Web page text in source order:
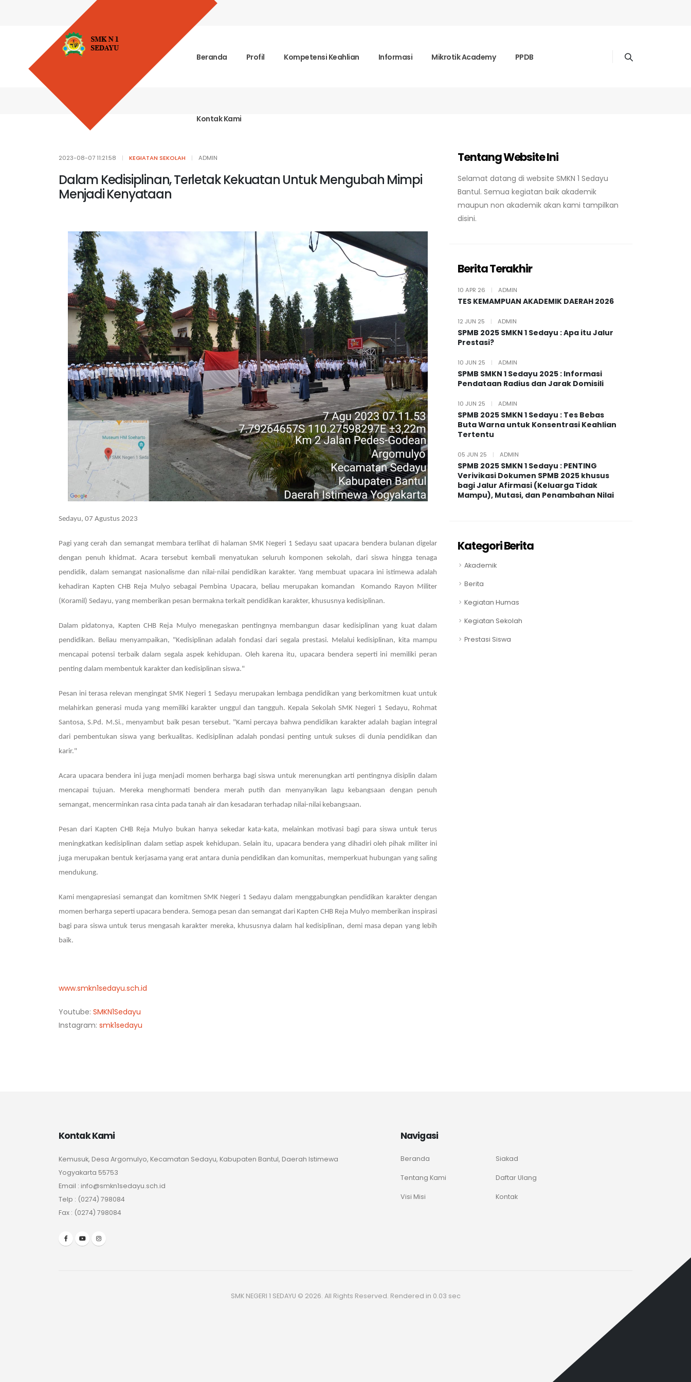
Beranda Profil Kompetensi Keahlian Informasi Mikrotik Academy PPDB
Kontak Kami
2023-08-07 11:21:58 | KEGIATAN SEKOLAH | ADMIN
Dalam Kedisiplinan, Terletak Kekuatan Untuk Mengubah Mimpi
Menjadi Kenyataan
Sedayu, 07 Agustus 2023
Pagi yang cerah dan semangat membara terlihat di halaman SMK Negeri 1 Sedayu saat upacara bendera bulanan digelar
dengan penuh khidmat. Acara tersebut kembali menyatukan seluruh komponen sekolah, dari siswa hingga tenaga
pendidik, dalam semangat nasionalisme dan nilai-nilai pendidikan karakter. Yang membuat upacara ini istimewa adalah
kehadiran Kapten CHB Reja Mulyo sebagai Pembina Upacara, beliau merupakan komandan Komando Rayon Militer
(Koramil) Sedayu, yang memberikan pesan bermakna terkait pendidikan karakter, khususnya kedisiplinan.
Dalam pidatonya, Kapten CHB Reja Mulyo menegaskan pentingnya membangun dasar kedisiplinan yang kuat dalam
pendidikan. Beliau menyampaikan, "Kedisiplinan adalah fondasi dari segala prestasi. Melalui kedisiplinan, kita mampu
mencapai potensi terbaik dalam segala aspek kehidupan. Oleh karena itu, upacara bendera seperti ini memiliki peran
penting dalam membentuk karakter dan kedisiplinan siswa."
Pesan ini terasa relevan mengingat SMK Negeri 1 Sedayu merupakan lembaga pendidikan yang berkomitmen kuat untuk
melahirkan generasi muda yang memiliki karakter unggul dan tangguh. Kepala Sekolah SMK Negeri 1 Sedayu, Rohmat
Santosa, S.Pd. M.Si., menyambut baik pesan tersebut. "Kami percaya bahwa pendidikan karakter adalah bagian integral
dari pembentukan siswa yang berkualitas. Kedisiplinan adalah pondasi penting untuk sukses di dunia pendidikan dan
karir."
Acara upacara bendera ini juga menjadi momen berharga bagi siswa untuk merenungkan arti pentingnya disiplin dalam
mencapai tujuan. Mereka menghormati bendera merah putih dan menyanyikan lagu kebangsaan dengan penuh
semangat, mencerminkan rasa cinta pada tanah air dan kesadaran terhadap nilai-nilai kebangsaan.
Pesan dari Kapten CHB Reja Mulyo bukan hanya sekedar kata-kata, melainkan motivasi bagi para siswa untuk terus
meningkatkan kedisiplinan dalam setiap aspek kehidupan. Selain itu, upacara bendera yang dihadiri oleh pihak militer ini
juga merupakan bentuk kerjasama yang erat antara dunia pendidikan dan komunitas, memperkuat hubungan yang saling
mendukung.
Kami mengapresiasi semangat dan komitmen SMK Negeri 1 Sedayu dalam menggabungkan pendidikan karakter dengan
momen berharga seperti upacara bendera. Semoga pesan dan semangat dari Kapten CHB Reja Mulyo memberikan inspirasi
bagi para siswa untuk terus mengasah karakter mereka, khususnya dalam hal kedisiplinan, demi masa depan yang lebih
baik.
www.smkn1sedayu.sch.id
Youtube: SMKN1Sedayu
Instagram: smk1sedayu
Tentang Website Ini
Selamat datang di website SMKN 1 Sedayu
Bantul. Semua kegiatan baik akademik
maupun non akademik akan kami tampilkan
disini.
Berita Terakhir
10 APR 26 | ADMIN
TES KEMAMPUAN AKADEMIK DAERAH 2026
12 JUN 25 | ADMIN
SPMB 2025 SMKN 1 Sedayu : Apa itu Jalur
Prestasi?
10 JUN 25 | ADMIN
SPMB SMKN 1 Sedayu 2025 : Informasi
Pendataan Radius dan Jarak Domisili
10 JUN 25 | ADMIN
SPMB 2025 SMKN 1 Sedayu : Tes Bebas
Buta Warna untuk Konsentrasi Keahlian
Tertentu
05 JUN 25 | ADMIN
SPMB 2025 SMKN 1 Sedayu : PENTING
Verivikasi Dokumen SPMB 2025 khusus
bagi Jalur Afirmasi (Keluarga Tidak
Mampu), Mutasi, dan Penambahan Nilai
Kategori Berita
Akademik
Berita
Kegiatan Humas
Kegiatan Sekolah
Prestasi Siswa
Kontak Kami
Kemusuk, Desa Argomulyo, Kecamatan Sedayu, Kabupaten Bantul, Daerah Istimewa
Yogyakarta 55753
Email : info@smkn1sedayu.sch.id
Telp : (0274) 798084
Fax : (0274) 798084
Navigasi
Beranda
Tentang Kami
Visi Misi
Siakad
Daftar Ulang
Kontak
SMK NEGERI 1 SEDAYU © 2026. All Rights Reserved. Rendered in 0.03 sec